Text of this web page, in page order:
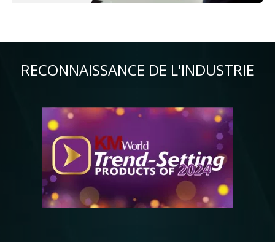
RECONNAISSANCE DE L'INDUSTRIE